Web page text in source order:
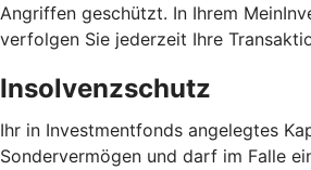
Angriffen geschützt. In Ihrem
verfolgen Sie jederzeit Ihre
Insolvenzschutz
Ihr in Investmentfonds angelegtes
Sondervermögen und darf im Falle